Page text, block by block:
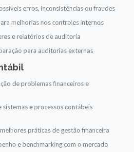
erros, inconsistências ou fraudes
melhorias nos controles internos
e relatórios de auditoria
para auditorias externas
de problemas financeiros e
sistemas e processos contábeis
práticas de gestão financeira
e benchmarking com o mercado